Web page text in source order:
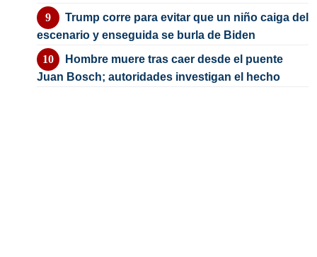
Trump corre para evitar que un niño caiga del
escenario y enseguida se burla de Biden
Hombre muere tras caer desde el puente
Juan Bosch; autoridades investigan el hecho